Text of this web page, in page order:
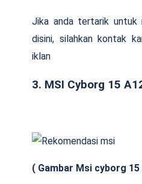
Jika anda tertarik untuk
disini, silahkan kontak
iklan
3. MSI Cyborg 15
( Gambar Msi cyborg 15